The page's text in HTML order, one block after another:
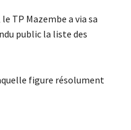
TP Mazembe a via sa
public la liste des
figure résolument